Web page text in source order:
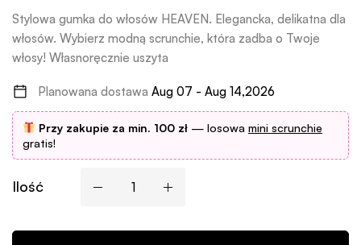
Stylowa gumka do włosów HEAVEN. Elegancka, delikatna dla
włosów. Wybierz modną scrunchie, która zadba o Twoje
włosy! Własnoręcznie uszyta
Planowana dostawa Aug 07 - Aug 14,2026
Przy zakupie za min. 100 zł— losowa mini scrunchie
gratis!
Ilość